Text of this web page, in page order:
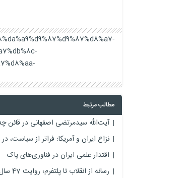
مطالب مرتبط
آیت‌الله سیدمرتضی اصفهانی در قائن
نزاع ایران و آمریکا؛ فراتر از سیاست،
اقتدار علمی ایران در فناوری‌های پاک
رسانه از انقلاب تا پلتفرم؛ روایت 47 سال نبرد رسانه‌ای در ایران